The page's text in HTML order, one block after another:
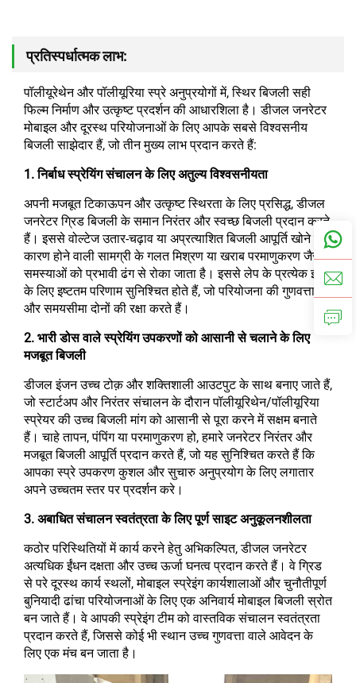
प्रतिस्पर्धात्मक लाभ:
पॉलीयूरेथेन और पॉलीयूरिया स्प्रे अनुप्रयोगों में, स्थिर बिजली सही
फिल्म निर्माण और उत्कृष्ट प्रदर्शन की आधारशिला है। डीजल जनरेटर
मोबाइल और दूरस्थ परियोजनाओं के लिए आपके सबसे विश्वसनीय
बिजली साझेदार हैं, जो तीन मुख्य लाभ प्रदान करते हैं:
1. निर्बाध स्प्रेयिंग संचालन के लिए अतुल्य विश्वसनीयता
अपनी मजबूत टिकाऊपन और उत्कृष्ट स्थिरता के लिए प्रसिद्ध, डीजल
जनरेटर ग्रिड बिजली के समान निरंतर और स्वच्छ बिजली प्रदान करते
हैं। इससे वोल्टेज उतार-चढ़ाव या अप्रत्याशित बिजली आपूर्ति खोने के
कारण होने वाली सामग्री के गलत मिश्रण या खराब परमाणुकरण जैसी
समस्याओं को प्रभावी ढंग से रोका जाता है। इससे लेप के प्रत्येक इंच
के लिए इष्टतम परिणाम सुनिश्चित होते हैं, जो परियोजना की गुणवत्ता
और समयसीमा दोनों की रक्षा करते हैं।
2. भारी डोस वाले स्प्रेयिंग उपकरणों को आसानी से चलाने के लिए
मजबूत बिजली
डीजल इंजन उच्च टोक़ और शक्तिशाली आउटपुट के साथ बनाए जाते हैं,
जो स्टार्टअप और निरंतर संचालन के दौरान पॉलीयूरिथेन/पॉलीयूरिया
स्प्रेयर की उच्च बिजली मांग को आसानी से पूरा करने में सक्षम बनाते
हैं। चाहे तापन, पंपिंग या परमाणुकरण हो, हमारे जनरेटर निरंतर और
मजबूत बिजली आपूर्ति प्रदान करते हैं, जो यह सुनिश्चित करते हैं कि
आपका स्प्रे उपकरण कुशल और सुचारु अनुप्रयोग के लिए लगातार
अपने उच्चतम स्तर पर प्रदर्शन करे।
3. अबाधित संचालन स्वतंत्रता के लिए पूर्ण साइट अनुकूलनशीलता
कठोर परिस्थितियों में कार्य करने हेतु अभिकल्पित, डीजल जनरेटर
अत्यधिक ईंधन दक्षता और उच्च ऊर्जा घनत्व प्रदान करते हैं। वे ग्रिड
से परे दूरस्थ कार्य स्थलों, मोबाइल स्प्रेइंग कार्यशालाओं और चुनौतीपूर्ण
बुनियादी ढांचा परियोजनाओं के लिए एक अनिवार्य मोबाइल बिजली स्रोत
बन जाते हैं। वे आपकी स्प्रेइंग टीम को वास्तविक संचालन स्वतंत्रता
प्रदान करते हैं, जिससे कोई भी स्थान उच्च गुणवत्ता वाले आवेदन के
लिए एक मंच बन जाता है।